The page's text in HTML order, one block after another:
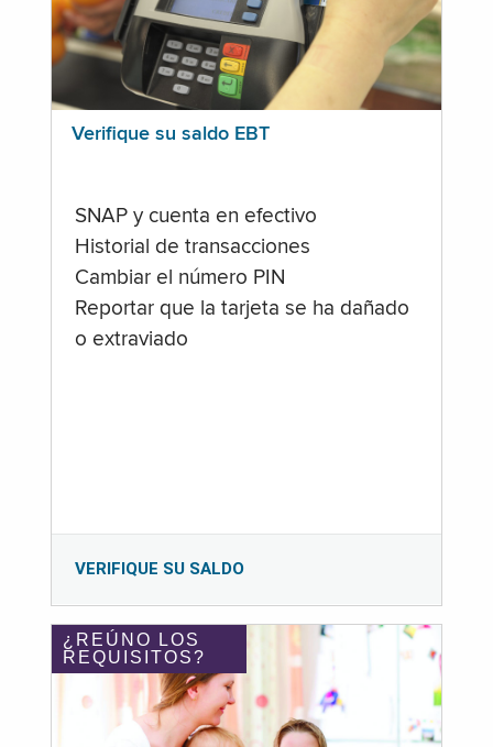
Verifique su saldo EBT
SNAP y cuenta en efectivo
Historial de transacciones
Cambiar el número PIN
Reportar que la tarjeta se ha dañado
o extraviado
VERIFIQUE SU SALDO
¿REÚNO LOS
REQUISITOS?